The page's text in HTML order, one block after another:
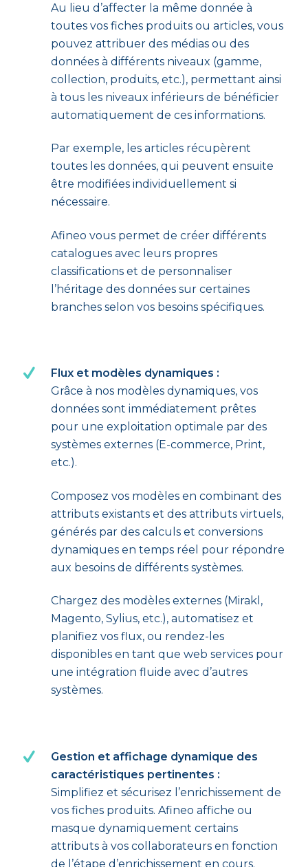
Au lieu d’affecter la même donnée à
toutes vos fiches produits ou articles, vous
pouvez attribuer des médias ou des
données à différents niveaux (gamme,
collection, produits, etc.), permettant ainsi
à tous les niveaux inférieurs de bénéficier
automatiquement de ces informations.
Par exemple, les articles récupèrent
toutes les données, qui peuvent ensuite
être modifiées individuellement si
nécessaire.
Afineo vous permet de créer différents
catalogues avec leurs propres
classifications et de personnaliser
l’héritage des données sur certaines
branches selon vos besoins spécifiques.
Flux et modèles dynamiques :
Grâce à nos modèles dynamiques, vos
données sont immédiatement prêtes
pour une exploitation optimale par des
systèmes externes (E-commerce, Print,
etc.).
Composez vos modèles en combinant des
attributs existants et des attributs virtuels,
générés par des calculs et conversions
dynamiques en temps réel pour répondre
aux besoins de différents systèmes.
Chargez des modèles externes (Mirakl,
Magento, Sylius, etc.), automatisez et
planifiez vos flux, ou rendez-les
disponibles en tant que web services pour
une intégration fluide avec d’autres
systèmes.
Gestion et affichage dynamique des
caractéristiques pertinentes :
Simplifiez et sécurisez l’enrichissement de
vos fiches produits. Afineo affiche ou
masque dynamiquement certains
attributs à vos collaborateurs en fonction
de l’étape d’enrichissement en cours.